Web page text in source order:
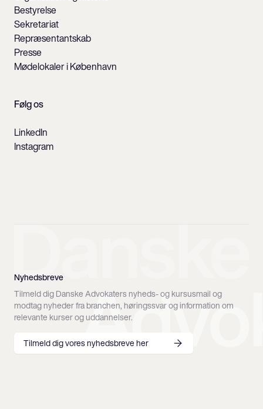
Bestyrelse
Sekretariat
Repræsentantskab
Presse
Mødelokaler i København
Følg os
LinkedIn
Instagram
Nyhedsbreve
Tilmeld dig Danske Advokaters nyheds- og kursusmail og
modtag nyheder fra branchen, høringssvar og information om
relevante kurser og uddannelser.
Tilmeld dig vores nyhedsbreve her